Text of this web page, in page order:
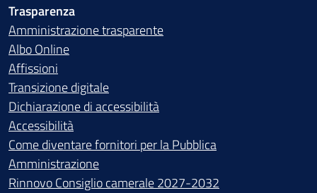
Trasparenza
Amministrazione trasparente
Albo Online
Affissioni
Transizione digitale
Dichiarazione di accessibilità
Accessibilità
Come diventare fornitori per la Pubblica
Amministrazione
Rinnovo Consiglio camerale 2027-2032